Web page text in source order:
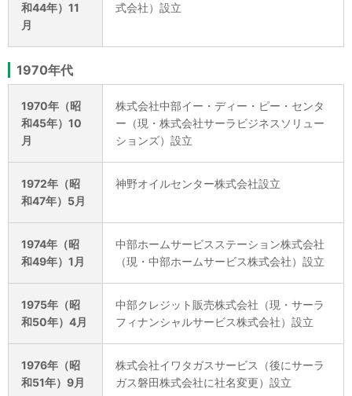
和44年）11
月
式会社）設立
1970年代
1970年（昭
和45年）10
月
株式会社中部イー・ディー・ピー・センタ
ー（現・株式会社サーラビジネスソリュー
ションズ）設立
1972年（昭
和47年）5月
神野オイルセンター株式会社設立
1974年（昭
和49年）1月
中部ホームサービスステーション株式会社
（現・中部ホームサービス株式会社）設立
1975年（昭
和50年）4月
中部クレジット販売株式会社（現・サーラ
フィナンシャルサービス株式会社）設立
1976年（昭
和51年）9月
株式会社イワタガスサービス（後にサーラ
ガス磐田株式会社に社名変更）設立